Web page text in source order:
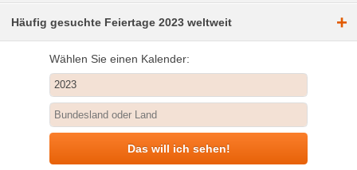
Häufig gesuchte Feiertage 2023 weltweit +
Wählen Sie einen Kalender:
Das will ich sehen!